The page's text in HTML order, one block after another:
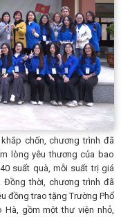
chốn, chương trình đã
lòng yêu thương của bao
suất quà, mỗi suất trị giá
Đồng thời, chương trình đã
đồng trao tặng Trường Phổ
gồm một thư viện nhỏ,